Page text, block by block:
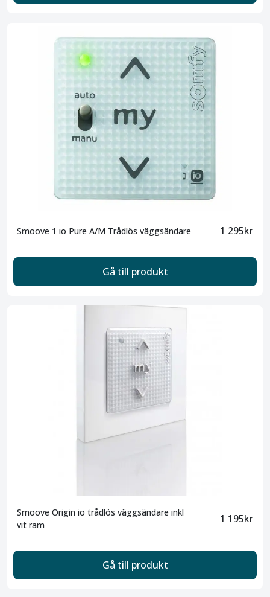
Smoove 1 io Pure A/M Trådlös väggsändare 1 295kr
Gå till produkt
Smoove Origin io trådlös väggsändare inkl
vit ram
1 195kr
Gå till produkt